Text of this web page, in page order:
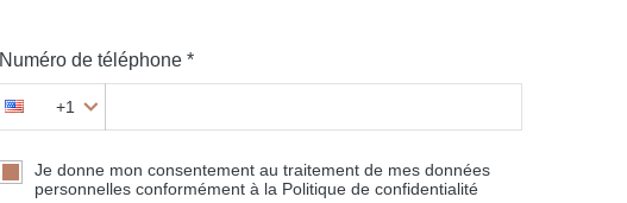
Numéro de téléphone *
+1
Je donne mon consentement au traitement de mes données
personnelles conformément à la Politique de confidentialité